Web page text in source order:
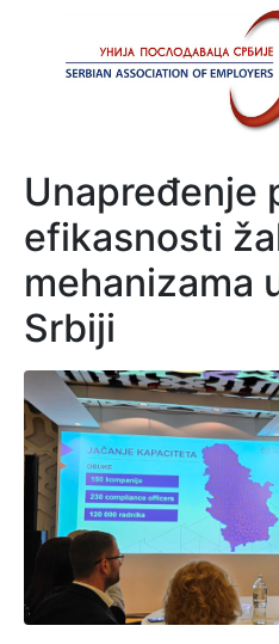
Unapređenje
efikasnosti
mehanizama
Srbiji